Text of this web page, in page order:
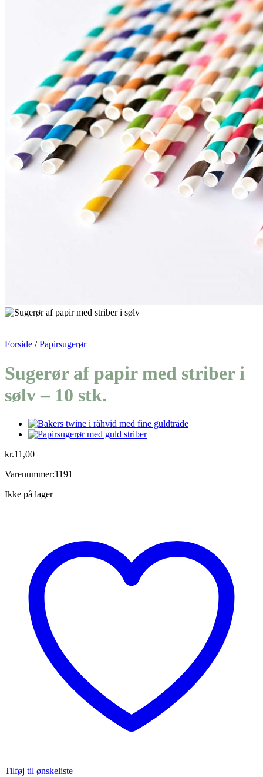
Forside / Papirsugerør
Sugerør af papir med striber i
sølv – 10 stk.
kr.11,00
Varenummer:1191
Ikke på lager
Tilføj til ønskeliste